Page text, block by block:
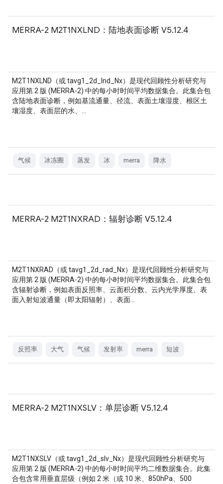
MERRA-2 M2T1NXLND：陆地表面诊断 V5.12.4
M2T1NXLND（或 tavg1_2d_lnd_Nx）是现代回顾性分析研究与
应用第 2 版 (MERRA-2) 中的每小时时间平均数据集合。此集合包
含陆地表面诊断，例如基流通量、径流、表面土壤湿度、根区土
壤湿度、表面层的水、…
气候 冰冻圈 蒸发 冰 merra 降水
MERRA-2 M2T1NXRAD：辐射诊断 V5.12.4
M2T1NXRAD（或 tavg1_2d_rad_Nx）是现代回顾性分析研究与
应用第 2 版 (MERRA-2) 中的每小时时间平均数据集合。此集合包
含辐射诊断，例如表面反照率、云面积分数、云内光学厚度、表
面入射短波通量（即太阳辐射）、表面…
反照率 大气 气候 发射率 merra 短波
MERRA-2 M2T1NXSLV：单层诊断 V5.12.4
M2T1NXSLV（或 tavg1_2d_slv_Nx）是现代回顾性分析研究与
应用第 2 版 (MERRA-2) 中的每小时时间平均二维数据集合。此集
合包含常用垂直层级（例如 2 米（或 10 米、850hPa、500